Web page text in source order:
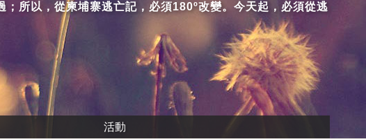
所以，從柬埔寨逃亡記，必須180º改變。今天起，必須從逃
活動